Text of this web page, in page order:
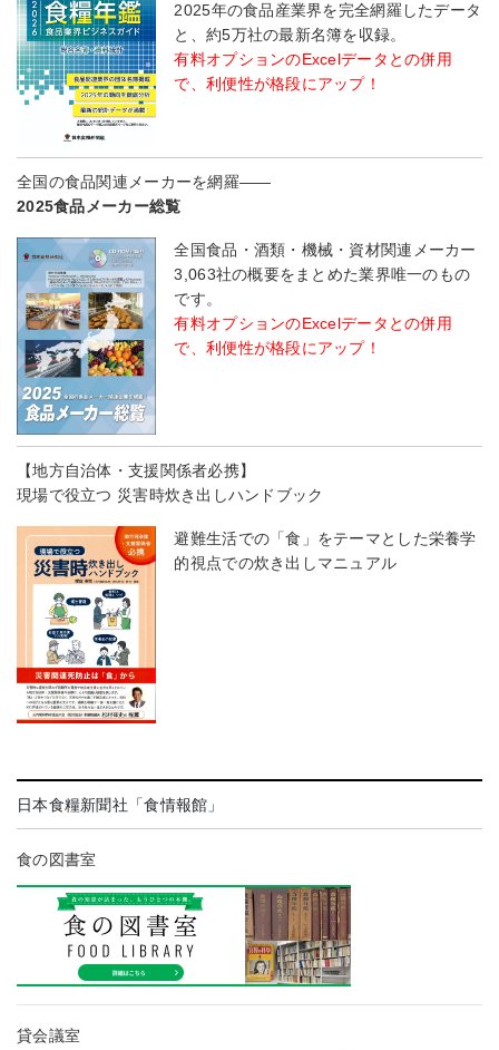
2025年の食品産業界を完全網羅したデータ
と、約5万社の最新名簿を収録。
有料オプションのExcelデータとの併用
で、利便性が格段にアップ！
全国の食品関連メーカーを網羅――
2025食品メーカー総覧
全国食品・酒類・機械・資材関連メーカー
3,063社の概要をまとめた業界唯一のもの
です。
有料オプションのExcelデータとの併用
で、利便性が格段にアップ！
【地方自治体・支援関係者必携】
現場で役立つ 災害時炊き出しハンドブック
避難生活での「食」をテーマとした栄養学
的視点での炊き出しマニュアル
日本食糧新聞社「食情報館」
食の図書室
貸会議室